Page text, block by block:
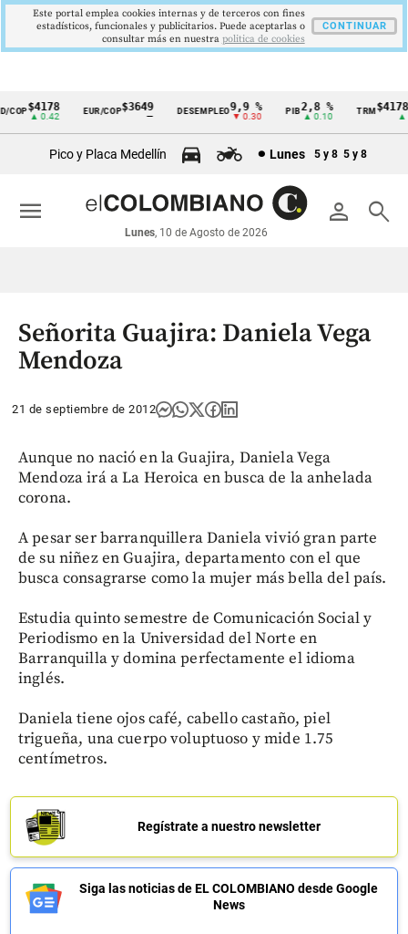
Cintillo
económicos
Colombia
$4178
▲ 0.42
EUR/COP$3649 DESEMPLEO 9,9 %
▼ 0.30
PIB2,8 %
▲ 0.10
TRM
▲
Pico y Placa Medellín Lunes 5 y 8 5 y 8
person search
Lunes, 10 de Agosto de 2026
menu
Señorita Guajira: Daniela Vega
Mendoza
21 de septiembre de 2012
Aunque no nació en la Guajira, Daniela Vega
Mendoza irá a La Heroica en busca de la anhelada
corona.
A pesar ser barranquillera Daniela vivió gran parte
de su niñez en Guajira, departamento con el que
busca consagrarse como la mujer más bella del país.
Estudia quinto semestre de Comunicación Social y
Periodismo en la Universidad del Norte en
Barranquilla y domina perfectamente el idioma
inglés.
Daniela tiene ojos café, cabello castaño, piel
trigueña, una cuerpo voluptuoso y mide 1.75
centímetros.
Regístrate a nuestro newsletter
Siga las noticias de EL COLOMBIANO desde Google
News
Este portal emplea cookies internas y de terceros con fines
estadísticos, funcionales y publicitarios. Puede aceptarlas o
consultar más en nuestra politica de cookies
CONTINUAR